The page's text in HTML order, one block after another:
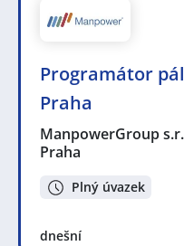
Programátor
Praha
ManpowerGroup
Praha
Plný úvazek
dnešní